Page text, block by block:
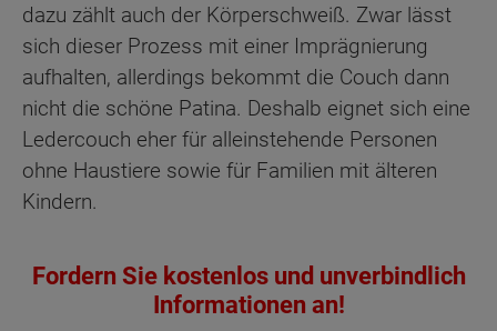
dazu zählt auch der Körperschweiß. Zwar lässt
sich dieser Prozess mit einer Imprägnierung
aufhalten, allerdings bekommt die Couch dann
nicht die schöne Patina. Deshalb eignet sich eine
Ledercouch eher für alleinstehende Personen
ohne Haustiere sowie für Familien mit älteren
Kindern.
Fordern Sie kostenlos und unverbindlich
Informationen an!